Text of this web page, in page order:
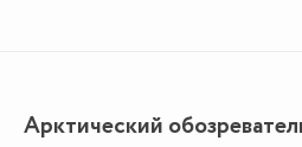
Арктический